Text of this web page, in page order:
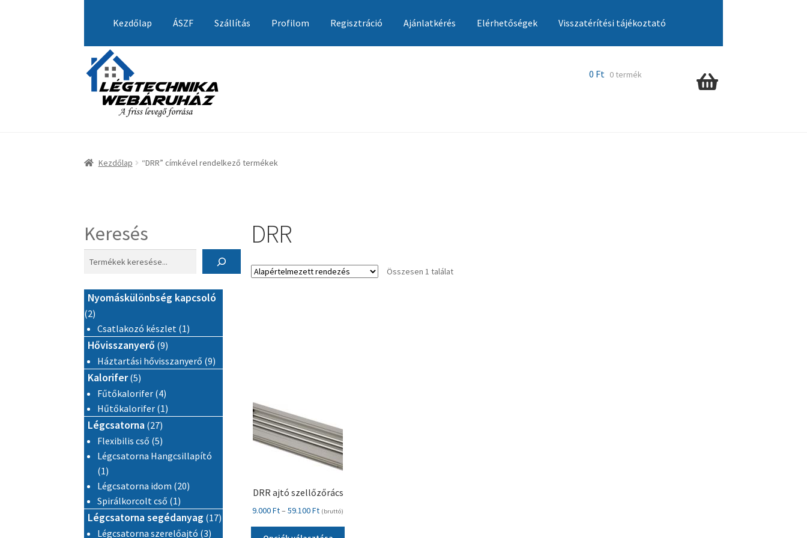
Kezdőlap ÁSZF Szállítás Profilom Regisztráció Ajánlatkérés Elérhetőségek Visszatérítési tájékoztató
KezdőlapA fiókom
Visszatérítési tájékoztató
0 Ft 0 termék
Kezdőlap “DRR” címkével rendelkező termékek
DRR
Összesen 1 találat
DRR ajtó szellőzőrács
9.000Ft– 59.100FtÁrtartomány:
(bruttó)
Keresés
Nyomáskülönbség kapcsoló
22 termék
Csatlakozó készlet 11 termék
Hővisszanyerő 99 termék
Háztartási hővisszanyerő 99 termék
Kalorifer 55 termék
Fűtőkalorifer 44 termék
Hűtőkalorifer 11 termék
Légcsatorna 2727 termék
Flexibilis cső 55 termék
Légcsatorna Hangcsillapító
11 termék
Légcsatorna idom 2020 termék
Spirálkorcolt cső 11 termék
Légcsatorna segédanyag 1717 termék
Légcsatorna szerelőajtó 33 termék